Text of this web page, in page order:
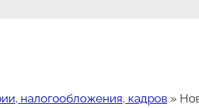
налогообложения, кадров»